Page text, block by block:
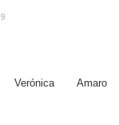
Verónica Amaro